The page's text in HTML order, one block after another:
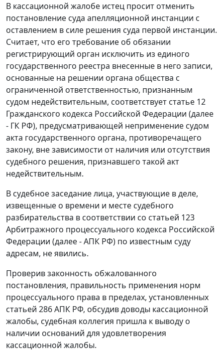
В кассационной жалобе истец просит отменить
постановление суда апелляционной инстанции с
оставлением в силе решения суда первой инстанции.
Считает, что его требование об обязании
регистрирующий орган исключить из единого
государственного реестра внесенные в него записи,
основанные на решении органа общества с
ограниченной ответственностью, признанным
судом недействительным, соответствует статье 12
Гражданского кодекса Российской Федерации (далее
- ГК РФ), предусматривающей неприменение судом
акта государственного органа, противоречащего
закону, вне зависимости от наличия или отсутствия
судебного решения, признавшего такой акт
недействительным.
В судебное заседание лица, участвующие в деле,
извещенные о времени и месте судебного
разбирательства в соответствии со статьей 123
Арбитражного процессуального кодекса Российской
Федерации (далее - АПК РФ) по известным суду
адресам, не явились.
Проверив законность обжалованного
постановления, правильность применения норм
процессуального права в пределах, установленных
статьей 286 АПК РФ, обсудив доводы кассационной
жалобы, судебная коллегия пришла к выводу о
наличии оснований для удовлетворения
кассационной жалобы.